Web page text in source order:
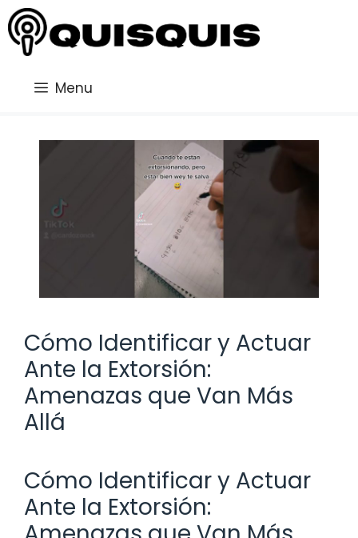
Saltar
al
contenido
Menu
Cómo Identificar y Actuar
Ante la Extorsión:
Amenazas que Van Más
Allá
Cómo Identificar y Actuar
Ante la Extorsión: